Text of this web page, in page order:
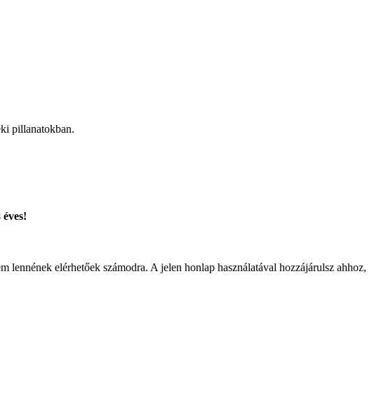
pillanatokban.
elérhetőek számodra. A jelen honlap használatával hozzájárulsz ahhoz,